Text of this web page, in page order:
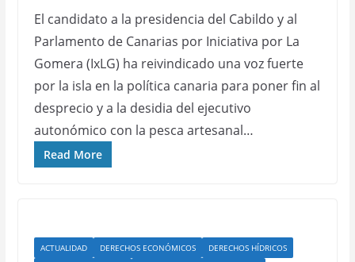
El candidato a la presidencia del Cabildo y al
Parlamento de Canarias por Iniciativa por La
Gomera (IxLG) ha reivindicado una voz fuerte
por la isla en la política canaria para poner fin al
desprecio y a la desidia del ejecutivo
autonómico con la pesca artesanal…
Read More
ACTUALIDAD DERECHOS ECONÓMICOS
DERECHOS HÍDRICOS